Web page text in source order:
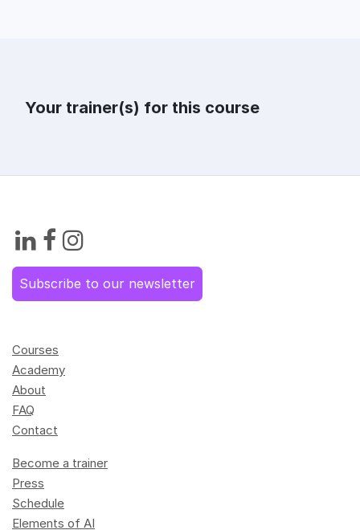
Your trainer(s) for this course
Subscribe to our newsletter
Courses
Academy
About
FAQ
Contact
Become a trainer
Press
Schedule
Elements of AI